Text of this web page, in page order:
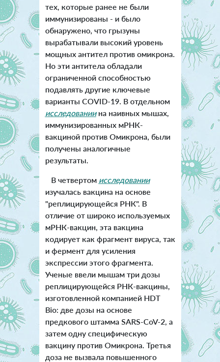
тех, которые ранее не были
иммунизированы - и было
обнаружено, что грызуны
вырабатывали высокий уровень
мощных антител против омикрона.
Но эти антитела обладали
ограниченной способностью
подавлять другие ключевые
варианты COVID-19. В отдельном
исследованиина наивных мышах,
иммунизированных мРНК-
вакциной против Омикрона, были
получены аналогичные
результаты.
В четвертом исследовании
изучалась вакцина на основе
"реплицирующейся РНК". В
отличие от широко используемых
мРНК-вакцин, эта вакцина
кодирует как фрагмент вируса, так
и фермент для усиления
экспрессии этого фрагмента.
Ученые ввели мышам три дозы
реплицирующейся РНК-вакцины,
изготовленной компанией HDT
Bio: две дозы на основе
предкового штамма SARS-CoV-2, а
затем одну специфическую
вакцину против Омикрона. Третья
доза не вызвала повышенного